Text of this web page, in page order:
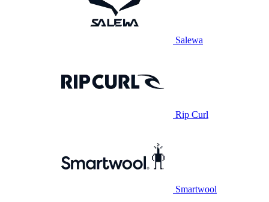
Salewa
Rip Curl
Smartwool